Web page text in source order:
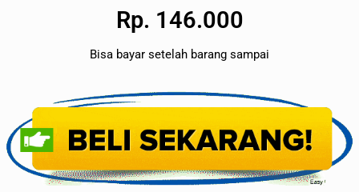
Rp. 146.000
Bisa bayar setelah barang sampai